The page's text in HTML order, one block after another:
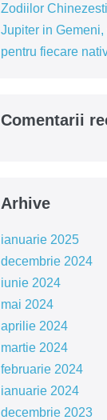
Zodiilor Chinezesti
Jupiter in
pentru fiecare
Comentarii
Arhive
ianuarie 2025
decembrie 2024
iunie 2024
mai 2024
aprilie 2024
martie 2024
februarie 2024
ianuarie 2024
decembrie 2023